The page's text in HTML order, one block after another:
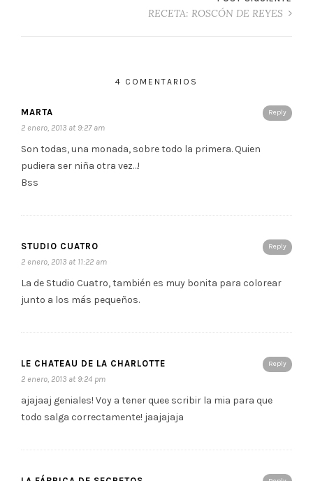
RECETA: ROSCÓN DE REYES
4 COMENTARIOS
Reply
MARTA
2 enero, 2013 at 9:27 am
Son todas, una monada, sobre todo la primera. Quien
pudiera ser niña otra vez…!
Bss
Reply
STUDIO CUATRO
2 enero, 2013 at 11:22 am
La de Studio Cuatro, también es muy bonita para colorear
junto a los más pequeños.
Reply
LE CHATEAU DE LA CHARLOTTE
2 enero, 2013 at 9:24 pm
ajajaaj geniales! Voy a tener quee scribir la mia para que
todo salga correctamente! jaajajaja